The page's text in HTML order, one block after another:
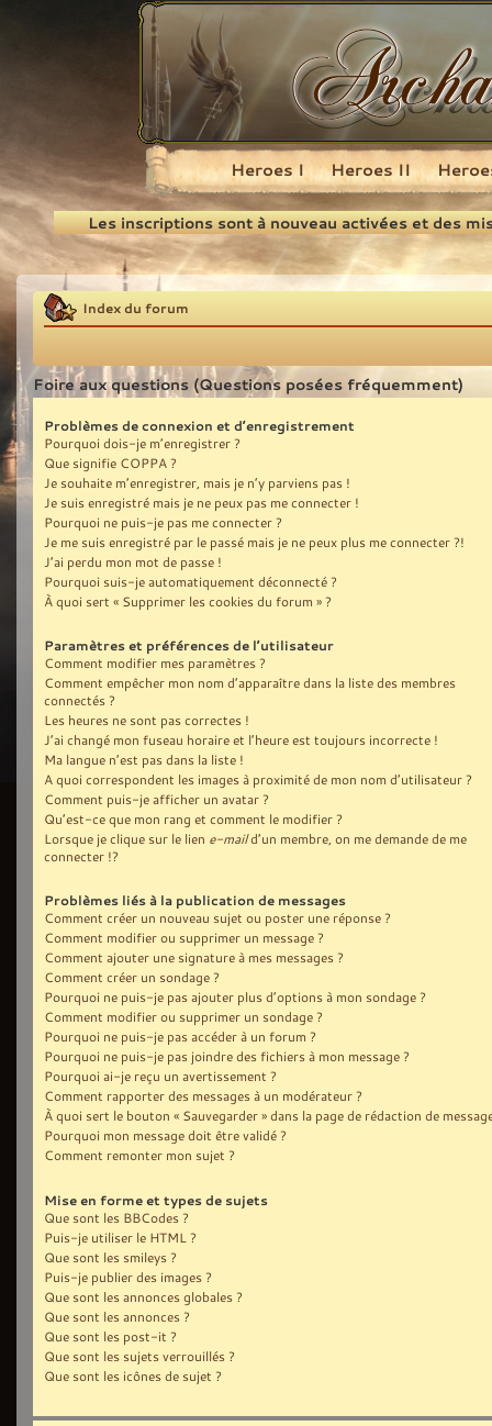
Recherche
Heroes I Heroes II
Les inscriptions sont à nouveau activées et des
Index du forum
Foire aux questions (Questions posées fréquemment)
Problèmes de connexion et d’enregistrement
Pourquoi dois-je m’enregistrer ?
Que signifie COPPA ?
Je souhaite m’enregistrer, mais je n’y parviens pas !
Je suis enregistré mais je ne peux pas me connecter !
Pourquoi ne puis-je pas me connecter ?
Je me suis enregistré par le passé mais je ne peux plus me connecter ?!
J’ai perdu mon mot de passe !
Pourquoi suis-je automatiquement déconnecté ?
À quoi sert « Supprimer les cookies du forum » ?
Paramètres et préférences de l’utilisateur
Comment modifier mes paramètres ?
Comment empêcher mon nom d’apparaître dans la liste des membres
connectés ?
Les heures ne sont pas correctes !
J’ai changé mon fuseau horaire et l’heure est toujours incorrecte !
Ma langue n’est pas dans la liste !
A quoi correspondent les images à proximité de mon nom d’utilisateur ?
Comment puis-je afficher un avatar ?
Qu’est-ce que mon rang et comment le modifier ?
Lorsque je clique sur le lien e-maild’un membre, on me demande de me
connecter !?
Problèmes liés à la publication de messages
Comment créer un nouveau sujet ou poster une réponse ?
Comment modifier ou supprimer un message ?
Comment ajouter une signature à mes messages ?
Comment créer un sondage ?
Pourquoi ne puis-je pas ajouter plus d’options à mon sondage ?
Comment modifier ou supprimer un sondage ?
Pourquoi ne puis-je pas accéder à un forum ?
Pourquoi ne puis-je pas joindre des fichiers à mon message ?
Pourquoi ai-je reçu un avertissement ?
Comment rapporter des messages à un modérateur ?
À quoi sert le bouton « Sauvegarder » dans la page de rédaction de
Pourquoi mon message doit être validé ?
Comment remonter mon sujet ?
Mise en forme et types de sujets
Que sont les BBCodes ?
Puis-je utiliser le HTML ?
Que sont les smileys ?
Puis-je publier des images ?
Que sont les annonces globales ?
Que sont les annonces ?
Que sont les post-it ?
Que sont les sujets verrouillés ?
Que sont les icônes de sujet ?